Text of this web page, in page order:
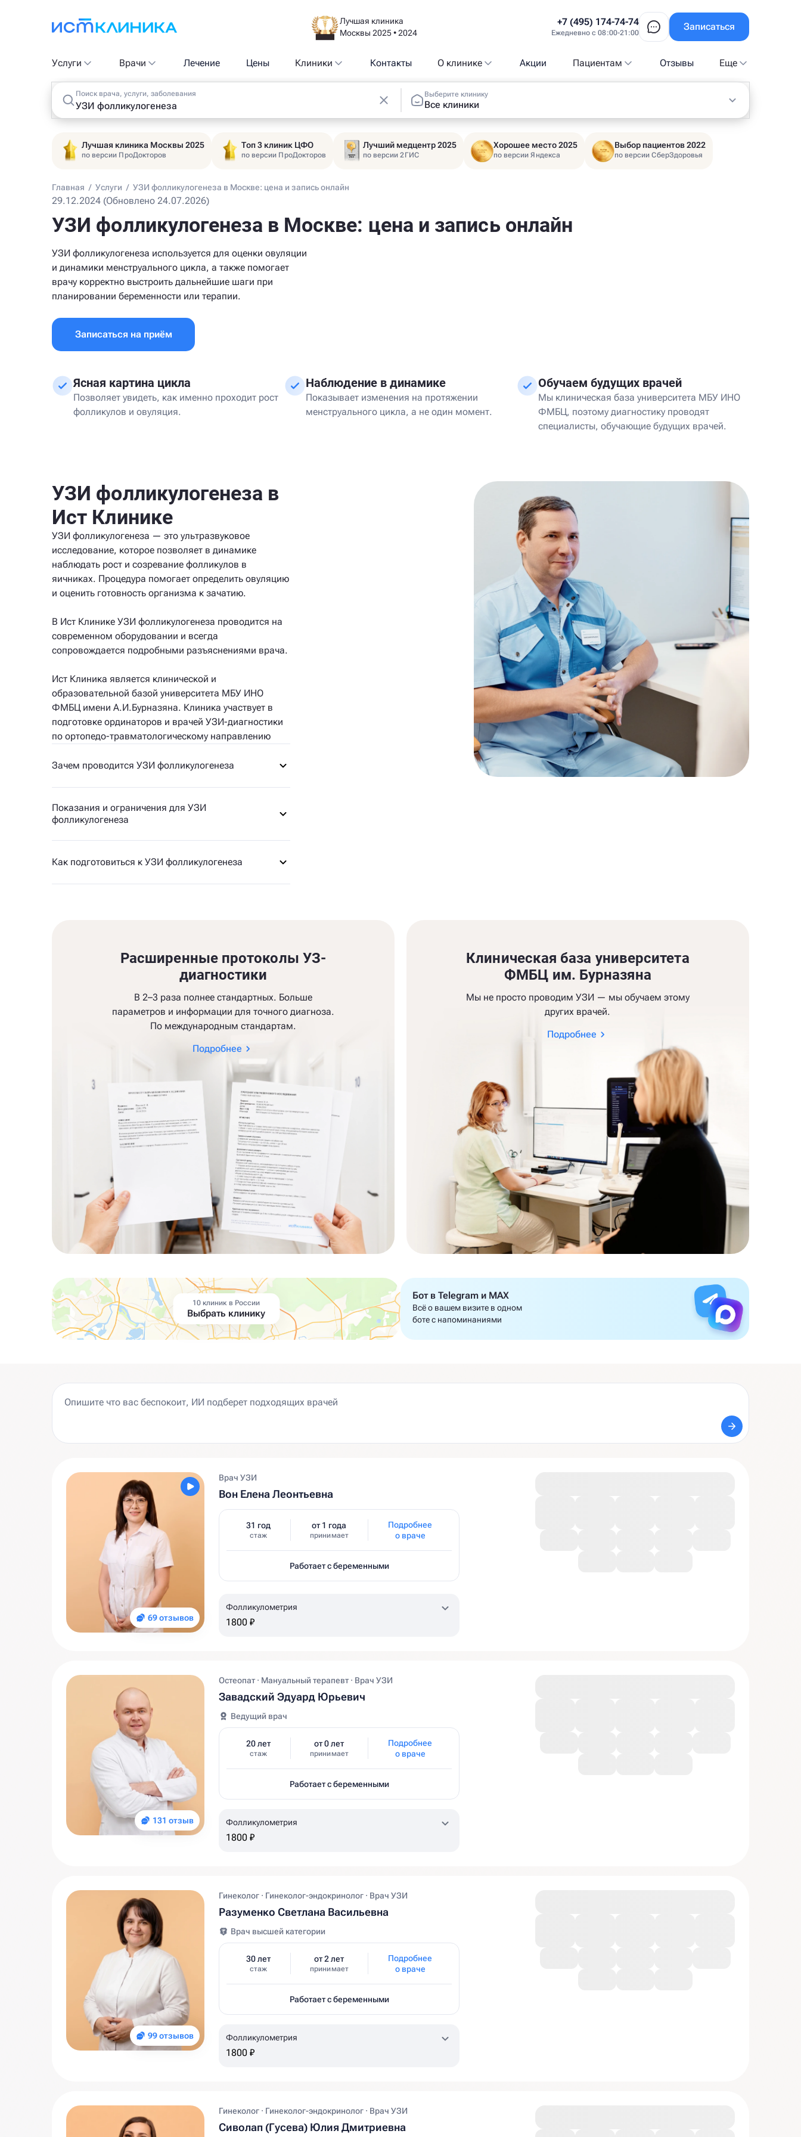
Лучшая клиника
Москвы 2025 • 2024
+7 (495) 174-74-74
Ежедневно с 08:00-21:00
Записаться
Услуги Врачи Лечение Цены Клиники Контакты О клинике Акции Пациентам Отзывы Еще
Поиск врача, услуги, заболевания Выберите клинику
Все клиники
Лучшая клиника Москвы 2025
по версии ПроДокторов
Топ 3 клиник ЦФО
по версии ПроДокторов
Лучший медцентр 2025
по версии 2ГИС
Хорошее место 2025
по версии Яндекса
Выбор пациентов 2022
по версии СберЗдоровья
Главная / Услуги / УЗИ фолликулогенеза в Москве: цена и запись онлайн
29.12.2024 (Обновлено 24.07.2026)
УЗИ фолликулогенеза в Москве: цена и запись онлайн
УЗИ фолликулогенеза используется для оценки овуляции
и динамики менструального цикла, а также помогает
врачу корректно выстроить дальнейшие шаги при
планировании беременности или терапии.
Записаться на приём
Ясная картина цикла
Позволяет увидеть, как именно проходит рост
фолликулов и овуляция.
Наблюдение в динамике
Показывает изменения на протяжении
менструального цикла, а не один момент.
Обучаем будущих врачей
Мы клиническая база университета МБУ ИНО
ФМБЦ, поэтому диагностику проводят
специалисты, обучающие будущих врачей.
УЗИ фолликулогенеза в
Ист Клинике
УЗИ фолликулогенеза — это ультразвуковое
исследование, которое позволяет в динамике
наблюдать рост и созревание фолликулов в
яичниках. Процедура помогает определить овуляцию
и оценить готовность организма к зачатию.
В Ист Клинике УЗИ фолликулогенеза проводится на
современном оборудовании и всегда
сопровождается подробными разъяснениями врача.
Ист Клиника является клинической и
образовательной базой университета МБУ ИНО
ФМБЦ имени А.И.Бурназяна. Клиника участвует в
подготовке ординаторов и врачей УЗИ-диагностики
по ортопедо-травматологическому направлению
Зачем проводится УЗИ фолликулогенеза
Показания и ограничения для УЗИ
фолликулогенеза
Как подготовиться к УЗИ фолликулогенеза
Расширенные протоколы УЗ-
диагностики
В 2–3 раза полнее стандартных. Больше
параметров и информации для точного диагноза.
По международным стандартам.
Подробнее
Клиническая база университета
ФМБЦ им. Бурназяна
Мы не просто проводим УЗИ — мы обучаем этому
других врачей.
Подробнее
10 клиник в России
Выбрать клинику
Бот в Telegram и MAX
Всё о вашем визите в одном
боте с напоминаниями
69 отзывов
Врач УЗИ
Вон Елена Леонтьевна
31 год
стаж
от 1 года
принимает
Подробнее
о враче
Работает с беременными
Фолликулометрия
1800 ₽
131 отзыв
Остеопат · Мануальный терапевт · Врач УЗИ
Завадский Эдуард Юрьевич
Ведущий врач
20 лет
стаж
от 0 лет
принимает
Подробнее
о враче
Работает с беременными
Фолликулометрия
1800 ₽
99 отзывов
Гинеколог · Гинеколог-эндокринолог · Врач УЗИ
Разуменко Светлана Васильевна
Врач высшей категории
30 лет
стаж
от 2 лет
принимает
Подробнее
о враче
Работает с беременными
Фолликулометрия
1800 ₽
Гинеколог · Гинеколог-эндокринолог · Врач УЗИ
Сиволап (Гусева) Юлия Дмитриевна